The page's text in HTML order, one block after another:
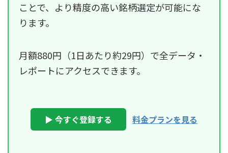
ことで、より精度の高い銘柄選定が可能にな
ります。
月額880円（1日あたり約29円）で全データ・
レポートにアクセスできます。
▶ 今すぐ登録する 料金プランを見る